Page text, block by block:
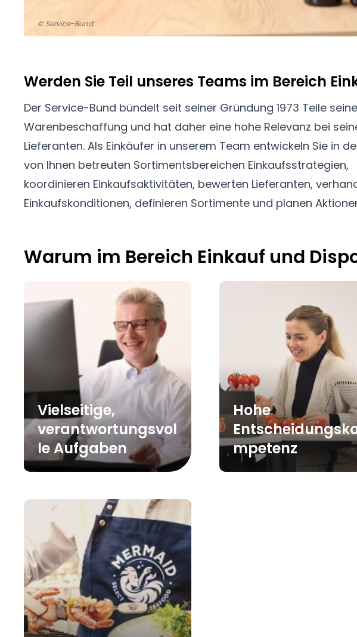
© Service-Bund
Werden Sie Teil unseres Teams im Bereich
Der Service-Bund bündelt seit seiner Gründung 1973 Teile
Warenbeschaffung und hat daher eine hohe Relevanz bei
Lieferanten. Als Einkäufer in unserem Team entwickeln Sie in
von Ihnen betreuten Sortimentsbereichen Einkaufsstrategien,
koordinieren Einkaufsaktivitäten, bewerten Lieferanten,
Einkaufskonditionen, definieren Sortimente und planen
der Warendisposition lösen Sie Bestellungen unter
vielfältiger Kriterien, wie Saison, Aktionen, Mindestbestellwert
kaufmännischen Kennzahlen aus. Dabei arbeiten Sie eng mit
Vertrieb zusammen. Sie stimmen Liefertermine ab, besprechen
Reklamationen mit unseren Lieferanten und informieren sich
Warum im Bereich Einkauf und
Vielseitige,
verantwortungsvol
le Aufgaben
Hohe
mpetenz